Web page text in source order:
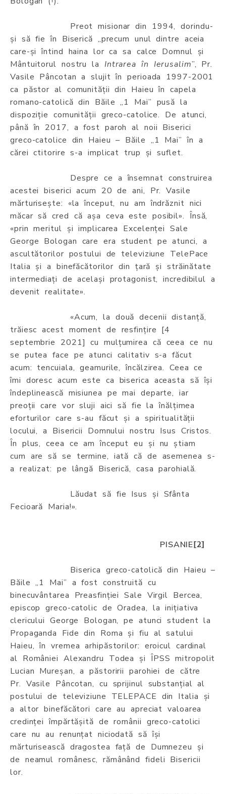
Preot misionar din 1994, dorindu-
și să fie în Biserică „precum unul dintre aceia
care-și întind haina lor ca sa calce Domnul și
Mântuitorul nostru la Intrarea în Ierusalim”, Pr.
Vasile Pâncotan a slujit în perioada 1997-2001
ca păstor al comunității din Haieu în capela
romano-catolică din Băile „1 Mai” pusă la
dispoziție comunității greco-catolice. De atunci,
până în 2017, a fost paroh al noii Biserici
greco-catolice din Haieu – Băile „1 Mai” în a
cărei ctitorire s-a implicat trup și suflet.
Despre ce a însemnat construirea
acestei biserici acum 20 de ani, Pr. Vasile
mărturisește: «la început, nu am îndrăznit nici
măcar să cred că așa ceva este posibil». Însă,
«prin meritul și implicarea Excelenței Sale
George Bologan care era student pe atunci, a
ascultătorilor postului de televiziune TelePace
Italia și a binefăcătorilor din țară și străinătate
intermediați de același protagonist, incredibilul a
devenit realitate».
«Acum, la două decenii distanță,
trăiesc acest moment de resfințire [4
septembrie 2021] cu mulțumirea că ceea ce nu
se putea face pe atunci calitativ s-a făcut
acum: tencuiala, geamurile, încălzirea. Ceea ce
îmi doresc acum este ca biserica aceasta să își
îndeplinească misiunea pe mai departe, iar
preoții care vor sluji aici să fie la înălțimea
eforturilor care s-au făcut și a spiritualității
locului, a Bisericii Domnului nostru Isus Cristos.
În plus, ceea ce am început eu și nu știam
cum are să se termine, iată că de asemenea s-
a realizat: pe lângă Biserică, casa parohială.
Lăudat să fie Isus și Sfânta
Fecioară Maria!».
PISANIE[2]
Biserica greco-catolică din Haieu –
Băile „1 Mai” a fost construită cu
binecuvântarea Preasfinției Sale Virgil Bercea,
episcop greco-catolic de Oradea, la inițiativa
clericului George Bologan, pe atunci student la
Propaganda Fide din Roma și fiu al satului
Haieu, în vremea arhipăstorilor: eroicul cardinal
al României Alexandru Todea și ÎPSS mitropolit
Lucian Mureșan, a păstoririi parohiei de către
Pr. Vasile Pâncotan, cu sprijinul substanțial al
postului de televiziune TELEPACE din Italia și
a altor binefăcători care au apreciat valoarea
credinței împărtășită de românii greco-catolici
care nu au renunțat niciodată să își
mărturisească dragostea față de Dumnezeu și
de neamul românesc, rămânând fideli Bisericii
lor.